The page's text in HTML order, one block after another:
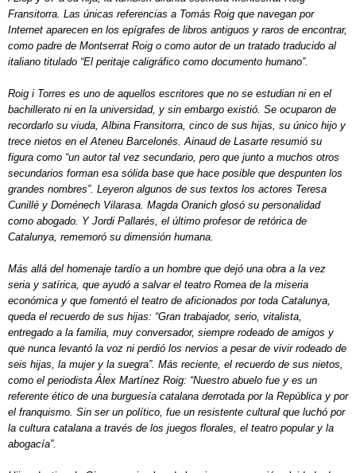
Fransitorra. Las únicas referencias a Tomás Roig que navegan por
Internet aparecen en los epígrafes de libros antiguos y raros de encontrar,
como padre de Montserrat Roig o como autor de un tratado traducido al
italiano titulado “El peritaje caligráfico como documento humano”.
Roig i Torres es uno de aquellos escritores que no se estudian ni en el
bachillerato ni en la universidad, y sin embargo existió. Se ocuparon de
recordarlo su viuda, Albina Fransitorra, cinco de sus hijas, su único hijo y
trece nietos en el Ateneu Barcelonés. Ainaud de Lasarte resumió su
figura como “un autor tal vez secundario, pero que junto a muchos otros
secundarios forman esa sólida base que hace posible que despunten los
grandes nombres”. Leyeron algunos de sus textos los actores Teresa
Cunillé y Doménech Vilarasa. Magda Oranich glosó su personalidad
como abogado. Y Jordi Pallarés, el último profesor de retórica de
Catalunya, rememoró su dimensión humana.
Más allá del homenaje tardío a un hombre que dejó una obra a la vez
seria y satírica, que ayudó a salvar el teatro Romea de la miseria
económica y que fomentó el teatro de aficionados por toda Catalunya,
queda el recuerdo de sus hijas: “Gran trabajador, serio, vitalista,
entregado a la familia, muy conversador, siempre rodeado de amigos y
que nunca levantó la voz ni perdió los nervios a pesar de vivir rodeado de
seis hijas, la mujer y la suegra”. Más reciente, el recuerdo de sus nietos,
como el periodista Álex Martínez Roig: “Nuestro abuelo fue y es un
referente ético de una burguesía catalana derrotada por la República y por
el franquismo. Sin ser un político, fue un resistente cultural que luchó por
la cultura catalana a través de los juegos florales, el teatro popular y la
abogacía”.